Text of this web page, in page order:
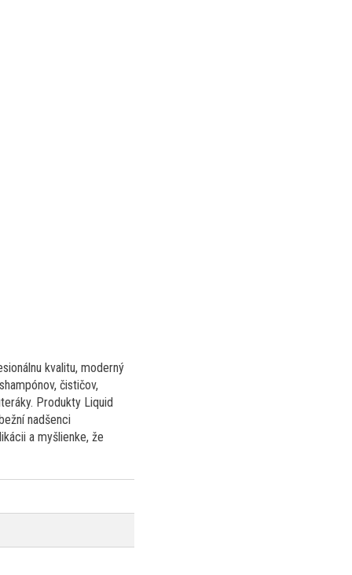
kvalitu, moderný
čističov,
Produkty Liquid
nadšenci
a myšlienke, že